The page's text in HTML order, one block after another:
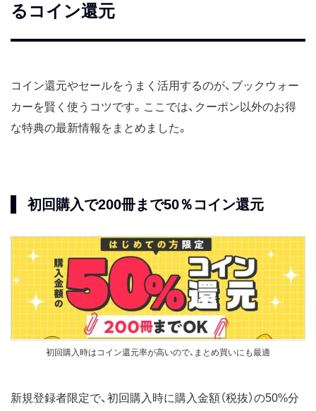
るコイン還元
コイン還元やセールをうまく活用するのが、ブックウォー
カーを賢く使うコツです。ここでは、クーポン以外のお得
な特典の最新情報をまとめました。
初回購入で200冊まで50％コイン還元
初回購入時はコイン還元率が高いので、まとめ買いにも最適
新規登録者限定で、初回購入時に購入金額（税抜）の50%分